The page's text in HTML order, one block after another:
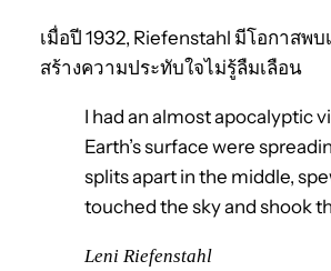
เมื่อปี 1932, Riefenstahl มีโอกาส
สร้างความประทับใจไม่รู้ลืมเลือน
I had an almost apocalyptic
Earth’s surface were
splits apart in the middle,
touched the sky and shook
Leni Riefenstahl